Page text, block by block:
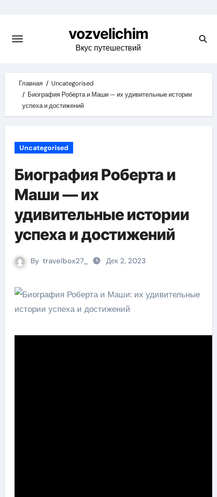
content
vozvelichim
Вкус путешествий
Главная
Uncategorised
Биография Роберта и Маши — их удивительные истории
успеха и достижений
Uncategorised
Биография Роберта и
Маши — их
удивительные истории
успеха и достижений
By travelbox27_ Дек 2, 2023